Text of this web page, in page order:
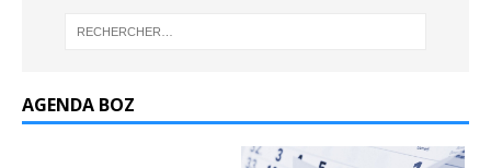
AGENDA BOZ